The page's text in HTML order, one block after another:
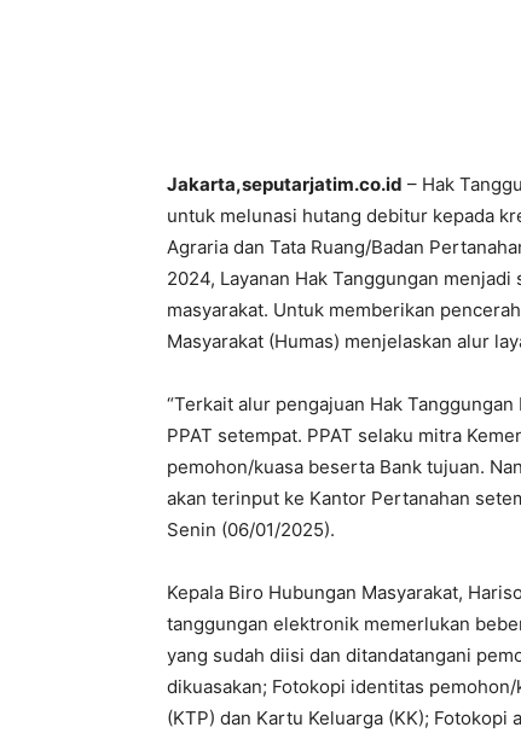
Jakarta,seputarjatim.co.id – Hak
untuk melunasi hutang debitur kepada
Agraria dan Tata Ruang/Badan
2024, Layanan Hak Tanggungan
masyarakat. Untuk memberikan
Masyarakat (Humas) menjelaskan alur
“Terkait alur pengajuan Hak
PPAT setempat. PPAT selaku mitra
pemohon/kuasa beserta Bank tujuan.
akan terinput ke Kantor Pertanahan
Senin (06/01/2025).
Kepala Biro Hubungan Masyarakat,
tanggungan elektronik memerlukan
yang sudah diisi dan ditandatangani
dikuasakan; Fotokopi identitas
(KTP) dan Kartu Keluarga (KK);